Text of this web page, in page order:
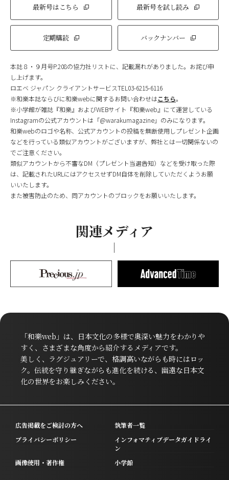
最新号はこちら 最新号を試し読み
定期購読 バックナンバー
本誌８・９月号P.208の協力社リストに、記載漏れがありました。お詫び申
し上げます。
ロエベ ジャパン クライアントサービスTEL03-6215-6116
※和樂本誌ならびに和樂webに関するお問い合わせはこちら。
※小学館が雑誌『和樂』およびWEBサイト『和樂web』にて運営している
Instagramの公式アカウントは「@warakumagazine」のみになります。
和樂webのロゴや名称、公式アカウントの投稿を無断使用しプレゼント企画
などを行っている類似アカウントがございますが、弊社とは一切関係ないの
でご注意ください。
類似アカウントから不審なDM（プレゼント当選告知）などを受け取った際
は、記載されたURLにはアクセスせずDM自体を削除していただくようお願
いいたします。
また被害防止のため、同アカウントのブロックをお願いいたします。
関連メディア
「和樂web」は、日本文化の多様で奥深い魅力をわかりや
すく、さまざまな角度から紹介するメディアです。
美しく、ラグジュアリーで、格調高いながらも時にはロッ
ク。伝統を守り継ぎながらも進化を続ける、幽遠な日本文
化の世界をお楽しみください。
広告掲載をご検討の方へ
執筆者一覧
プライバシーポリシー
インフォマティブデータガイドライ
ン
画像使用・著作権
小学館